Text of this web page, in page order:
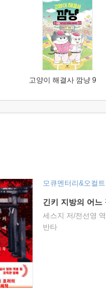
고양이 해결사 깜냥 9
모큐멘터리&오컬
긴키 지방의 어느
세스지 저/전선영 역
반타